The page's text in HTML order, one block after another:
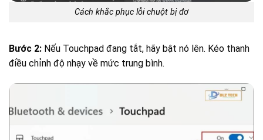
Cách khắc phục lỗi chuột bị đơ
Bước 2: Nếu Touchpad đang tắt, hãy bật nó lên. Kéo thanh
điều chỉnh độ nhạy về mức trung bình.